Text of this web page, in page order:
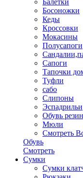
Босоножки
Кеды
Кроссовки
Мокасины
Полусапоги
Сапоги
Тапочки
Туфли
сабо
Слипоны
Эспадрильи
Обувь
Мюли
Смотреть
Обувь
Смотреть
Сумки
Сумки